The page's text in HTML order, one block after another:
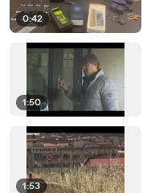
0:42
1:50
1:53